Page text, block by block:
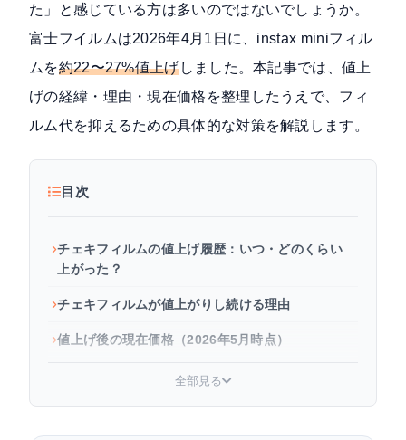
た」と感じている方は多いのではないでしょうか。
富士フイルムは2026年4月1日に、instax miniフィル
ムを約22〜27%値上げしました。本記事では、値上
げの経緯・理由・現在価格を整理したうえで、フィ
ルム代を抑えるための具体的な対策を解説します。
目次
チェキフィルムの値上げ履歴：いつ・どのくらい
上がった？
チェキフィルムが値上がりし続ける理由
値上げ後の現在価格（2026年5月時点）
値上げに負けない！チェキフィルムを安く買う方
全部見る